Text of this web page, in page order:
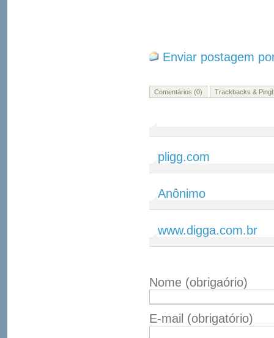
Enviar postagem
Comentários (0) Trackbacks &
pligg.com
Anônimo
www.digga.com.br
Nome (obrigaório)
E-mail (obrigatório)